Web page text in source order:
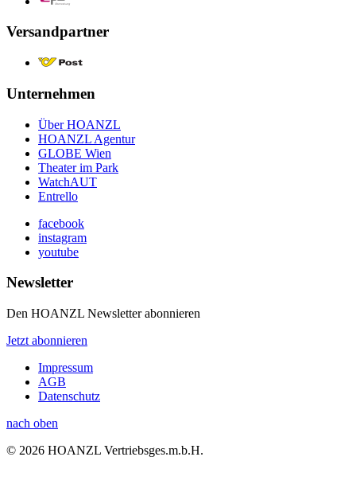
Versandpartner
Unternehmen
Über HOANZL
HOANZL Agentur
GLOBE Wien
Theater im Park
WatchAUT
Entrello
facebook
instagram
youtube
Newsletter
Den HOANZL Newsletter abonnieren
Jetzt abonnieren
Impressum
AGB
Datenschutz
nach oben
© 2026 HOANZL Vertriebsges.m.b.H.